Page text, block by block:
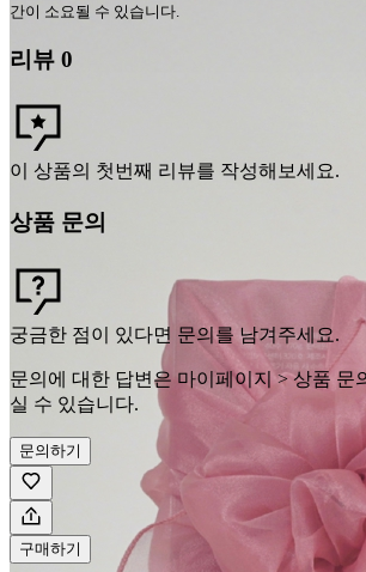
간이 소요될 수 있습니다
리뷰 0
이 상품의 첫번째 리뷰를 작성해보세요.
상품 문의
궁금한 점이 있다면 문의를 남겨주세요.
문의에 대한 답변은 마이페이지 > 상품 문
실 수 있습니다.
문의하기
구매하기